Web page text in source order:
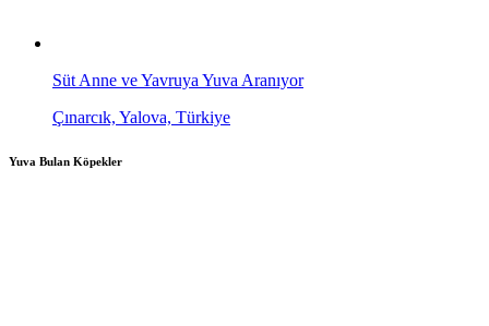
Süt Anne ve Yavruya Yuva Aranıyor
Çınarcık, Yalova, Türkiye
Yuva Bulan Köpekler